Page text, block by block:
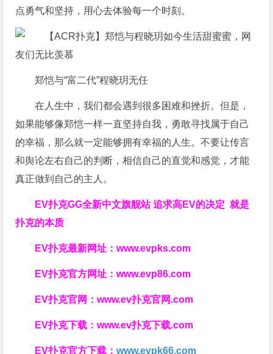
点勇气和坚持，用心去体验每一个时刻。
郑恺与“富二代”程晓玥无任
在人生中，我们都会遇到很多困难和挫折。但是，
如果能够像郑恺一样一直坚持自我，勇敢寻找属于自己
的幸福，那么就一定能够拥有幸福的人生。不要让传言
和舆论左右自己的判断，相信自己的直觉和感觉，才能
真正做到自己的主人。
EV扑克GG全新中文旗舰站追求高EV的决定就是
扑克的本质
EV扑克最新网址：www.evpks.com
EV扑克官方网址：www.evp86.com
EV扑克官网：www.ev扑克官网.com
EV扑克下载：www.ev扑克下载.com
EV扑克官方下载：www.evpk66.com